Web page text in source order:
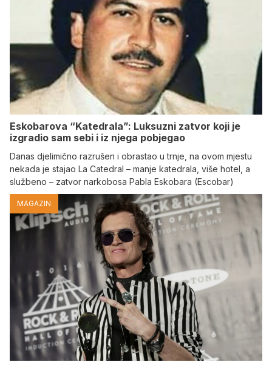
Eskobarova “Katedrala”: Luksuzni zatvor koji je
izgradio sam sebi i iz njega pobjegao
Danas djelimično razrušen i obrastao u trnje, na ovom mjestu
nekada je stajao La Catedral – manje katedrala, više hotel, a
službeno – zatvor narkobosa Pabla Eskobara (Escobar)
MAGAZIN